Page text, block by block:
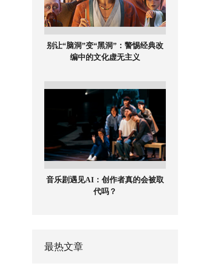
别让“脑洞”变“黑洞”：警惕经典改
编中的文化虚无主义
音乐剧遇见AI：创作者真的会被取
代吗？
最热文章